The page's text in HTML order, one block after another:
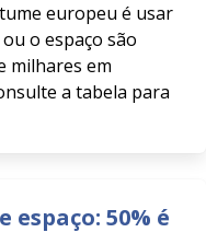
europeu é usar
o espaço são
milhares em
a tabela para
espaço: 50% é